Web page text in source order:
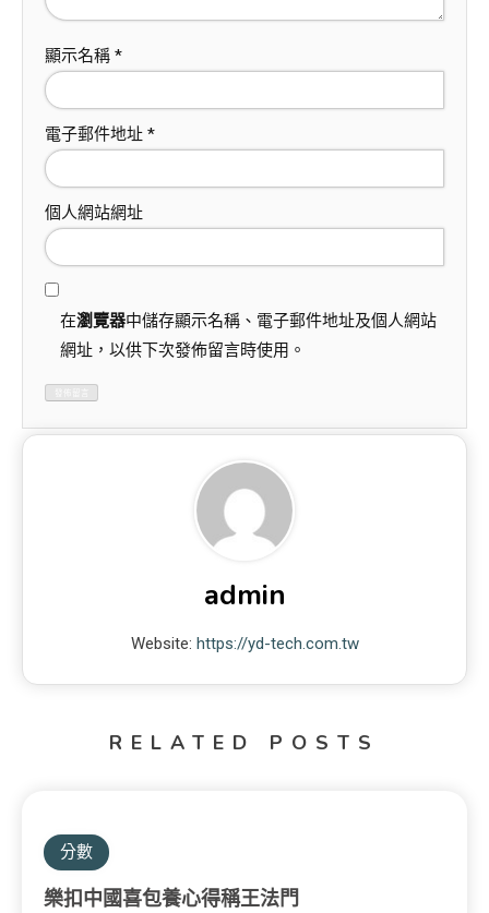
顯示名稱 *
電子郵件地址 *
個人網站網址
在瀏覽器中儲存顯示名稱、電子郵件地址及個人網站
網址，以供下次發佈留言時使用。
admin
Website: https://yd-tech.com.tw
RELATED POSTS
分數
樂扣中國喜包養心得稱王法門